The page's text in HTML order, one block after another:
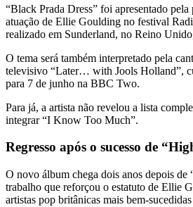
“Black Prada Dress” foi apresentado
atuação de Ellie Goulding no festival
realizado em Sunderland, no Reino
O tema será também interpretado pela
televisivo “Later… with Jools Holland”,
para 7 de junho na BBC Two.
Para já, a artista não revelou a lista
integrar “I Know Too Much”.
Regresso após o sucesso de
O novo álbum chega dois anos depois de
trabalho que reforçou o estatuto de Ellie
artistas pop britânicas mais bem-